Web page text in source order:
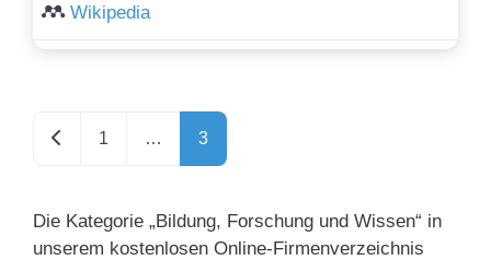
Wikipedia
Neuere Beiträge
1 … 3
Die Kategorie „Bildung, Forschung und Wissen“ in
unserem kostenlosen Online-Firmenverzeichnis